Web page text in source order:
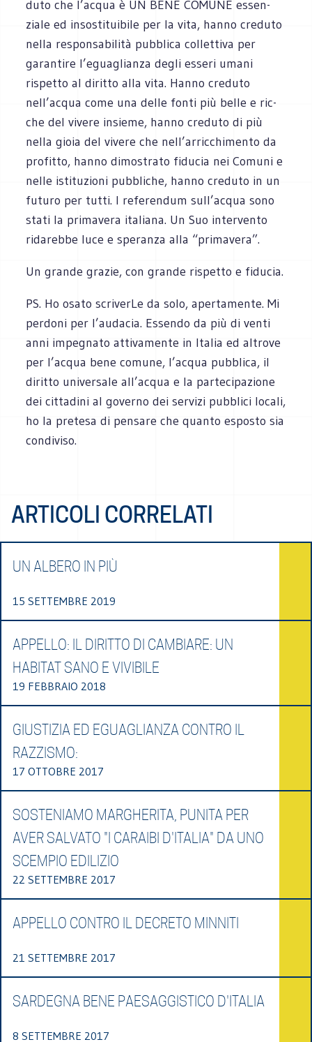
duto che l’acqua è UN BENE COMUNE essen­
ziale ed inso­sti­tui­bile per la vita, hanno cre­duto
nella respon­sa­bi­lità pub­blica col­let­tiva per
garan­tire l’eguaglianza degli esseri umani
rispetto al diritto alla vita. Hanno cre­duto
nell’acqua come una delle fonti più belle e ric­
che del vivere insieme, hanno cre­duto di più
nella gioia del vivere che nell’arricchimento da
pro­fitto, hanno dimo­strato fidu­cia nei Comuni e
nelle isti­tu­zioni pub­bli­che, hanno cre­duto in un
futuro per tutti. I refe­ren­dum sull’acqua sono
stati la pri­ma­vera ita­liana. Un Suo inter­vento
rida­rebbe luce e spe­ranza alla “primavera”.
Un grande gra­zie, con grande rispetto e fiducia.
PS. Ho osato scri­verLe da solo, aper­ta­mente. Mi
per­doni per l’audacia. Essendo da più di venti
anni impe­gnato atti­va­mente in Ita­lia ed altrove
per l’acqua bene comune, l’acqua pub­blica, il
diritto uni­ver­sale all’acqua e la par­te­ci­pa­zione
dei cit­ta­dini al governo dei ser­vizi pub­blici locali,
ho la pre­tesa di pen­sare che quanto espo­sto sia
condiviso.
ARTICOLI CORRELATI
UN ALBERO IN PIÙ
15 SETTEMBRE 2019
APPELLO: IL DIRITTO DI CAMBIARE: UN
HABITAT SANO E VIVIBILE
19 FEBBRAIO 2018
GIUSTIZIA ED EGUAGLIANZA CONTRO IL
RAZZISMO:
17 OTTOBRE 2017
SOSTENIAMO MARGHERITA, PUNITA PER
AVER SALVATO "I CARAIBI D'ITALIA" DA UNO
SCEMPIO EDILIZIO
22 SETTEMBRE 2017
APPELLO CONTRO IL DECRETO MINNITI
21 SETTEMBRE 2017
SARDEGNA BENE PAESAGGISTICO D'ITALIA
8 SETTEMBRE 2017